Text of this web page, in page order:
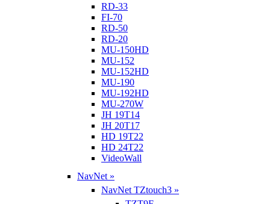
RD-33
FI-70
RD-50
RD-20
MU-150HD
MU-152
MU-152HD
MU-190
MU-192HD
MU-270W
JH 19T14
JH 20T17
HD 19T22
HD 24T22
VideoWall
NavNet »
NavNet TZtouch3 »